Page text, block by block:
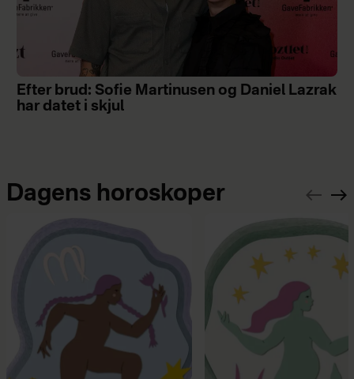
Efter brud: Sofie Martinusen og Daniel Lazrak
har datet i skjul
Dagens horoskoper